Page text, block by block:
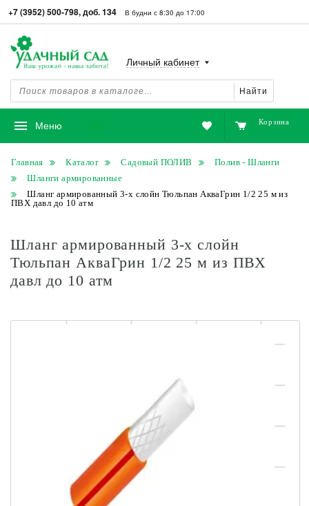
+7 (3952) 500-798, доб. 134 В будни с 8:30 до 17:00
Найти
Личный кабинет
Меню Корзина
Главная Каталог Садовый ПОЛИВ
Полив - Шланги
Шланги армированные
Шланг армированный 3-х слойн Тюльпан АкваГрин 1/2 25 м из
ПВХ давл до 10 атм
Шланг армированный 3-х слойн
Тюльпан АкваГрин 1/2 25 м из ПВХ
давл до 10 атм